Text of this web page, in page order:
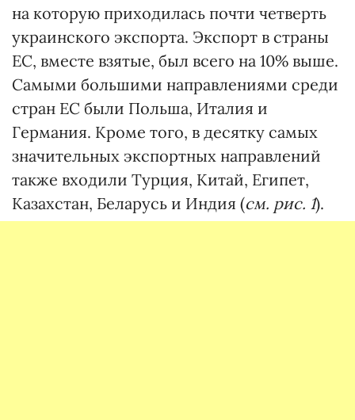
на которую приходилась почти четверть
украинского экспорта. Экспорт в страны
ЕС, вместе взятые, был всего на 10% выше.
Самыми большими направлениями среди
стран ЕС были Польша, Италия и
Германия. Кроме того, в десятку самых
значительных экспортных направлений
также входили Турция, Китай, Египет,
Казахстан, Беларусь и Индия (см. рис. 1).